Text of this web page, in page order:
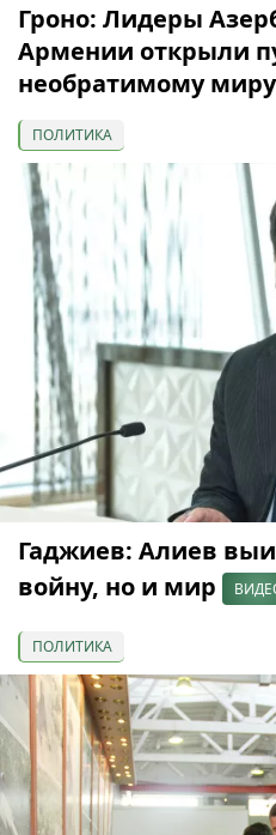
Гроно: Лидеры
Армении открыли
необратимому миру
ПОЛИТИКА
Гаджиев: Алиев
войну, но и мир
ПОЛИТИКА